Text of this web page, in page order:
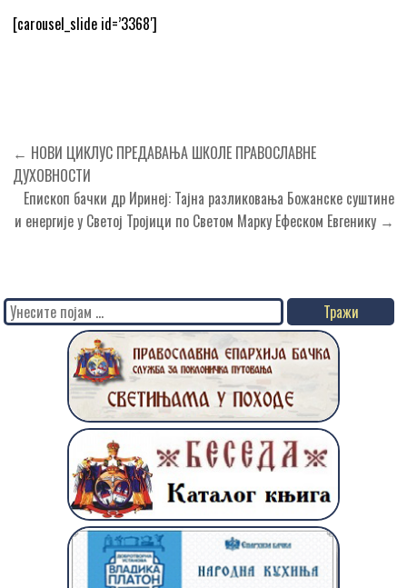
[carousel_slide id=’3368′]
Кретање
чланка
← НОВИ ЦИКЛУС ПРЕДАВАЊА ШКОЛЕ ПРАВОСЛАВНЕ
ДУХОВНОСТИ
Епископ бачки др Иринеј: Тајна разликовања Божанске суштине
и енергије у Светој Тројици по Светом Марку Ефеском Евгенику →
Search
for: